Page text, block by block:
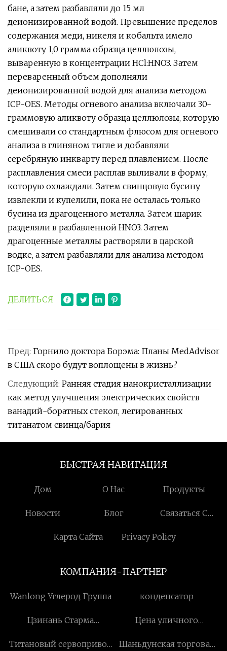
бане, а затем разбавляли до 15 мл
деионизированной водой. Превышение пределов
содержания меди, никеля и кобальта имело
аликвоту 1,0 грамма образца целлюлозы,
вываренную в концентрации HCl:HNO3. Затем
переваренный объем дополняли
деионизированной водой для анализа методом
ICP-OES. Методы огневого анализа включали 30-
граммовую аликвоту образца целлюлозы, которую
смешивали со стандартным флюсом для огневого
анализа в глиняном тигле и добавляли
серебряную инкварту перед плавлением. После
расплавления смеси расплав выливали в форму,
которую охлаждали. Затем свинцовую бусину
извлекли и купелили, пока не осталась только
бусина из драгоценного металла. Затем шарик
разделяли в разбавленной HNO3. Затем
драгоценные металлы растворяли в царской
водке, а затем разбавляли для анализа методом
ICP-OES.
ДЕЛИТЬСЯ
Пред: Горнило доктора Борэма: Планы MedAdvisor
в США скоро будут воплощены в жизнь?
Следующий: Ранняя стадия нанокристаллизации
как метод улучшения электрических свойств
ванадий-боратных стекол, легированных
титанатом свинца/бария
БЫСТРАЯ НАВИГАЦИЯ
Дом О Нас Продукты
Новости Блог
Связаться С
Карта Сайта
Privacy Policy
КОМПАНИЯ-ПАРТНЕР
Wanlong Углерод Группа конденсатор
Цзинань Старма
технологии Лтд
Цена уличного
Титановый сервопривод
Шаньдунская торговая